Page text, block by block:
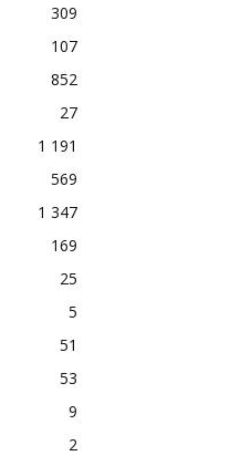
309
107
852
27
1 191
569
1 347
169
25
5
51
53
9
2